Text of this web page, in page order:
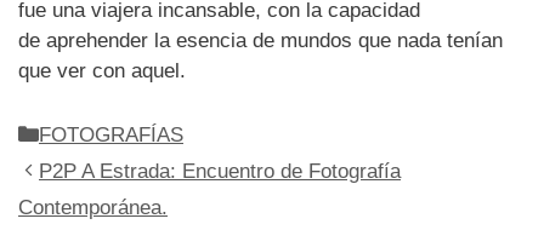
fue una viajera incansable, con la capacidad
de aprehender la esencia de mundos que nada tenían
que ver con aquel.
Categorías
FOTOGRAFÍAS
P2P A Estrada: Encuentro de Fotografía
Contemporánea.